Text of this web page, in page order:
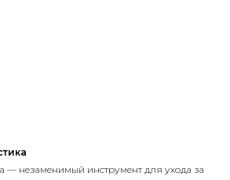
— незаменимый инструмент для ухода за